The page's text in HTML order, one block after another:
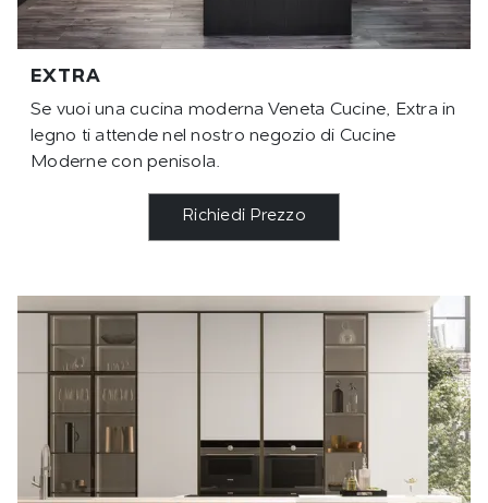
EXTRA
Se vuoi una cucina moderna Veneta Cucine, Extra in
legno ti attende nel nostro negozio di Cucine
Moderne con penisola.
Richiedi Prezzo